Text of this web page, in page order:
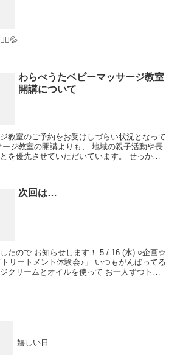
わらべうたベビーマッサージ教室
開講について
教室のご予約をお受けしづらい状況となって
優先させていただいています。 せっか
次回は…
お知らせします！ 5 / 16 (水) ○企画☆
ント体験会♪」 いつもがんばってる
クリームとオイルを使って お一人ずつトリ
嬉しい日